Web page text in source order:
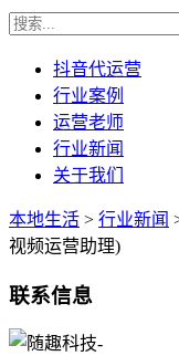
抖音代运营
行业案例
运营老师
行业新闻
关于我们
本地生活 > 行业新闻
视频运营助理)
联系信息